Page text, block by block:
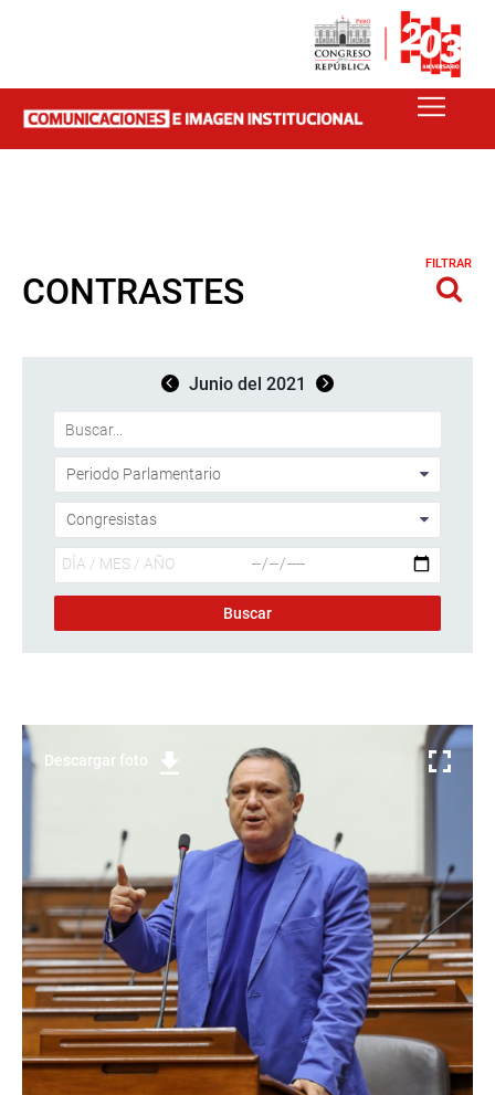
CONTRASTES
FILTRAR
Junio del 2021
Descargar foto